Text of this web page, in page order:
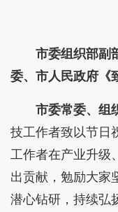
市委组织部副
委、市人民政府《
市委常委、组
技工作者致以节日
工作者在产业升级
出贡献，勉励大家
潜心钻研，持续弘